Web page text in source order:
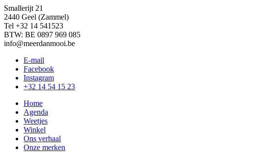
Smallerijt 21
2440 Geel (Zammel)
Tel +32 14 541523
BTW: BE 0897 969 085
info@meerdanmooi.be
E-mail
Facebook
Instagram
+32 14 54 15 23
Home
Agenda
Weetjes
Winkel
Ons verhaal
Onze merken